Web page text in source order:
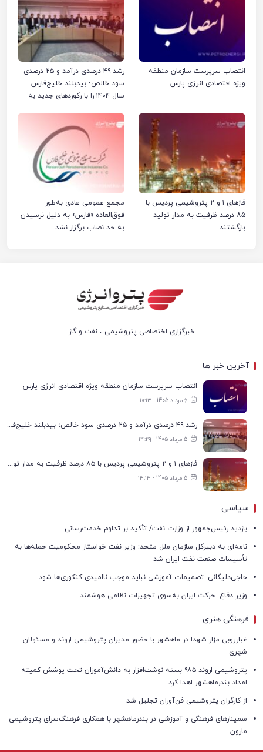
انتصاب سرپرست سازمان منطقه
ویژه اقتصادی انرژی پارس
رشد ۴۹ درصدی درآمد و ۲۵ درصدی
سود خالص؛ بیدبلند خلیج‌فارس
سال ۱۴۰۴ را با رکوردهای جدید به
فازهای ۱ و ۲ پتروشیمی پردیس با
۸۵ درصد ظرفیت به مدار تولید
بازگشتند
مجمع عمومی عادی به‌طور
فوق‌العاده «فارس» به دلیل نرسیدن
به حد نصاب برگزار نشد
خبرگزاری اختصاصی پتروشیمی ، نفت و گاز
آخرین خبر ها
انتصاب سرپرست سازمان منطقه ویژه اقتصادی انرژی پارس
6 مرداد 1405 - ۱۰:۱۳
رشد ۴۹ درصدی درآمد و ۲۵ درصدی سود خالص؛ بیدبلند خلیج‌فارس سال ۱۴۰۴ را با رکوردهای جدید به پایان رساند
5 مرداد 1405 - ۱۴:۲۹
فازهای ۱ و ۲ پتروشیمی پردیس با ۸۵ درصد ظرفیت به مدار تولید بازگشتند
5 مرداد 1405 - ۱۴:۱۴
سیاسی
بازدید رئیس‌جمهور از وزارت نفت/ تأکید بر تداوم خدمت‌رسانی
نامه‌ای به دبیرکل سازمان ملل متحد: وزیر نفت خواستار محکومیت حمله‌ها به
تأسیسات صنعت نفت ایران شد
حاجی‌دلیگانی: تصمیمات آموزشی نباید موجب ناامیدی کنکوری‌ها شود
وزیر دفاع: حرکت ایران به‌سوی تجهیزات نظامی هوشمند
فرهنگی هنری
غبارروبی مزار شهدا در ماهشهر با حضور مدیران پتروشیمی اروند و مسئولان
شهری
پتروشیمی اروند ۹۸۵ بسته نوشت‌افزار به دانش‌آموزان تحت پوشش کمیته
امداد بندرماهشهر اهدا کرد
از کارگران پتروشیمی فن‌آوران تجلیل شد
سمینارهای فرهنگی و آموزشی در بندرماهشهر با همکاری فرهنگ‌سرای پتروشیمی
مارون